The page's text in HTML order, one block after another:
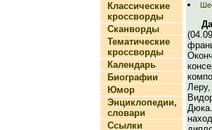
Классические
кроссворды
Сканворды
Тематические
кроссворды
Календарь
Биографии
Юмор
Энциклопедии,
словари
Ссылки